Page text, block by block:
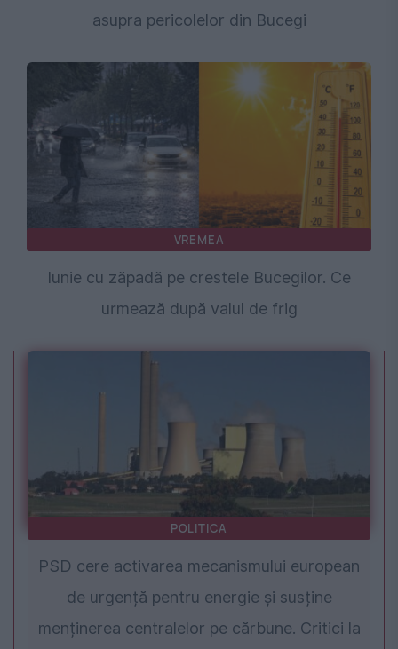
asupra pericolelor din Bucegi
VREMEA
Iunie cu zăpadă pe crestele Bucegilor. Ce
urmează după valul de frig
POLITICA
PSD cere activarea mecanismului european
de urgență pentru energie și susține
menținerea centralelor pe cărbune. Critici la